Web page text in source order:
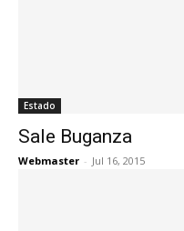
Estado
Sale Buganza
Webmaster - Jul 16, 2015